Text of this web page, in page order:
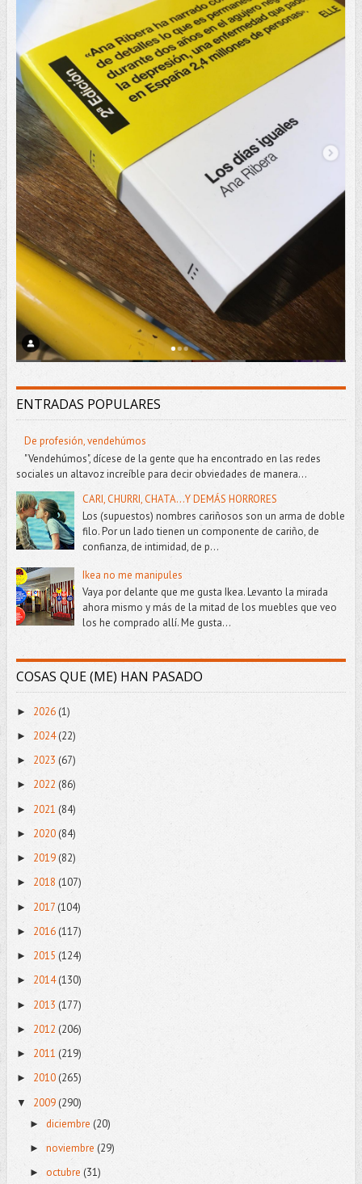
ENTRADAS POPULARES
De profesión, vendehúmos
"Vendehúmos", dícese de la gente que ha encontrado en las redes
sociales un altavoz increíble para decir obviedades de manera...
CARI, CHURRI, CHATA...Y DEMÁS HORRORES
Los (supuestos) nombres cariñosos son un arma de doble
filo. Por un lado tienen un componente de cariño, de
confianza, de intimidad, de p...
Ikea no me manipules
Vaya por delante que me gusta Ikea. Levanto la mirada
ahora mismo y más de la mitad de los muebles que veo
los he comprado allí. Me gusta...
COSAS QUE (ME) HAN PASADO
► 2026 (1)
► 2024(22)
► 2023 (67)
► 2022 (86)
► 2021 (84)
► 2020(84)
► 2019(82)
► 2018 (107)
► 2017 (104)
► 2016(117)
► 2015 (124)
► 2014(130)
► 2013 (177)
► 2012 (206)
► 2011 (219)
► 2010(265)
▼ 2009 (290)
► diciembre (20)
► noviembre (29)
► octubre (31)